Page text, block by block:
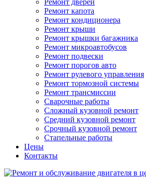
Ремонт дверей
Ремонт капота
Ремонт кондиционера
Ремонт крыши
Ремонт крышки багажника
Ремонт микроавтобусов
Ремонт подвески
Ремонт порогов авто
Ремонт рулевого управления
Ремонт тормозной системы
Ремонт трансмиссии
Сварочные работы
Сложный кузовной ремонт
Средний кузовной ремонт
Срочный кузовной ремонт
Стапельные работы
Цены
Контакты